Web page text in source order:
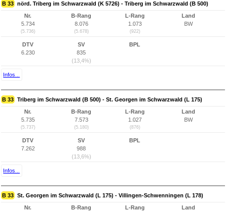
B 33 nörd. Triberg im Schwarzwald (K 5726) - Triberg im Schwarzwald (B 500)
Nr.
5.734
(5.736)
B-Rang
8.076
(5.678)
L-Rang
1.073
(922)
Land
BW
DTV
6.230
SV
835
(13,4%)
BPL
Infos...
B 33 Triberg im Schwarzwald (B 500) - St. Georgen im Schwarzwald (L 175)
Nr.
5.735
(5.737)
B-Rang
7.573
(5.180)
L-Rang
1.027
(876)
Land
BW
DTV
7.262
SV
988
(13,6%)
BPL
Infos...
B 33 St. Georgen im Schwarzwald (L 175) - Villingen-Schwenningen (L 178)
Nr.
B-Rang
L-Rang
Land